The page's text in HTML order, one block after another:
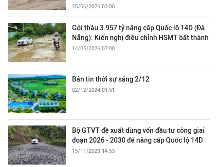
25/06/2026 03:00
Gói thầu 3.957 tỷ nâng cấp Quốc lộ 14D (Đà
Nẵng): Kiến nghị điều chỉnh HSMT bất thành
14/05/2026 07:00
Bản tin thời sự sáng 2/12
02/12/2024 01:51
Bộ GTVT đề xuất dùng vốn đầu tư công giai
đoạn 2026 - 2030 để nâng cấp Quốc lộ 14D
15/11/2023 14:53